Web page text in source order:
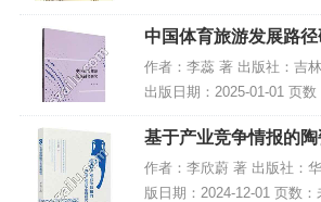
书大小：204MB [高清扫描
著作《...
中国体育旅游发展路
书下载,网盘资源
作者：李蕊 著 出版社：吉
出版日期：2025-01-01 页
56983 电子书大小：
内容简...
基于产业竞争情报的
究,PDF电子书下载
作者：李欣蔚 著 出版社：
版日期：2024-12-01 页数